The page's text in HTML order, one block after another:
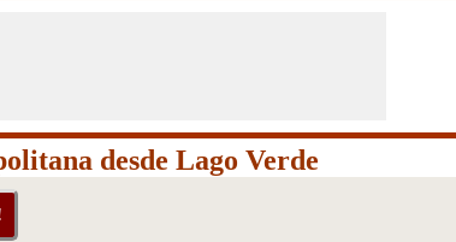
desde Lago Verde